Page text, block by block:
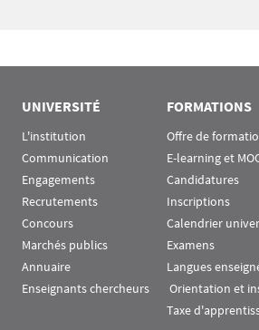
UNIVERSITÉ
L'institution
Communication
Engagements
Recrutements
Concours
Marchés publics
Annuaire
Enseignants chercheurs
FORMATIONS
Offre de
E-learning et
Candidatures
Inscriptions
Calendrier
Examens
Langues
Orientation et
Taxe